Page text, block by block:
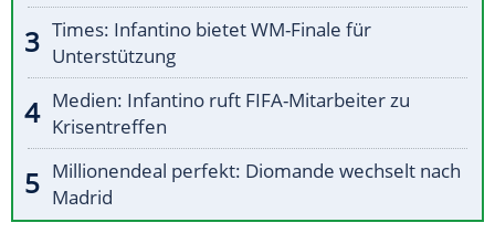
Times: Infantino bietet WM-Finale für
Unterstützung
Medien: Infantino ruft FIFA-Mitarbeiter zu
Krisentreffen
Millionendeal perfekt: Diomande wechselt nach
Madrid